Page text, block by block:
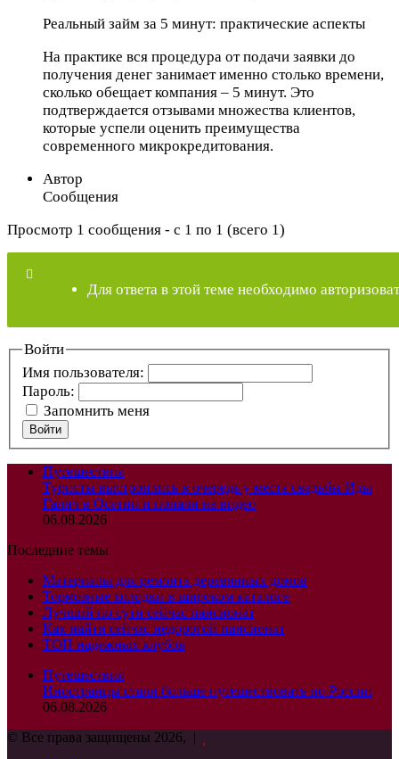
Реальный займ за 5 минут: практические аспекты
На практике вся процедура от подачи заявки до
получения денег занимает именно столько времени,
сколько обещает компания – 5 минут. Это
подтверждается отзывами множества клиентов,
которые успели оценить преимущества
современного микрокредитования.
Автор
Сообщения
Просмотр 1 сообщения - с 1 по 1 (всего 1)
Для ответа в этой теме необходимо
Войти
Имя пользователя:
Пароль:
Запомнить меня
Войти
Путешествия
Туристы выстроились в очередь у места свадьбы Иды
Галич в Осетии и попали на видео
06.08.2026
Последние темы
Материалы для ремонта деревянных домов
Тормозные колодки в широком каталоге
Лучший по сути сейчас пансионат
Как найти сейчас недорогой пансионат
ТОП надежных клубов
Путешествия
Иностранцы стали больше путешествовать по России
06.08.2026
© Все права защищены 2026, |